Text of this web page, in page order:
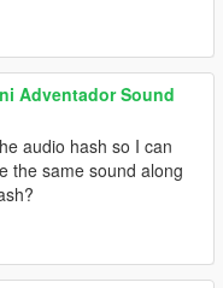
Adventador Sound
audio hash so I can
the same sound along